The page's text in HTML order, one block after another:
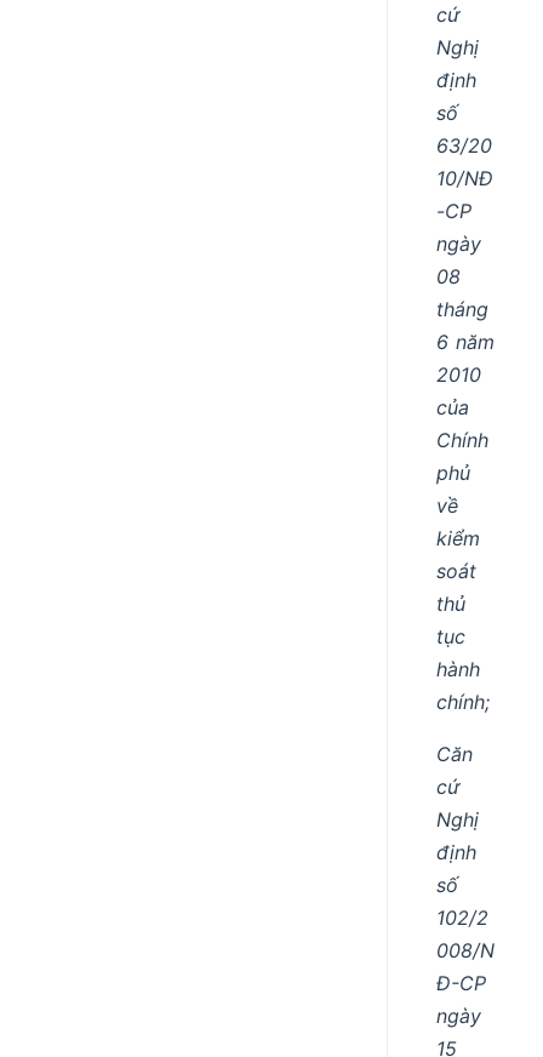
cứ
Nghị
định
số
63/20
10/NĐ
-CP
ngày
08
tháng
6 năm
2010
của
Chính
phủ
về
kiểm
soát
thủ
tục
hành
chính;
Căn
cứ
Nghị
định
số
102/2
008/N
Đ-CP
ngày
15